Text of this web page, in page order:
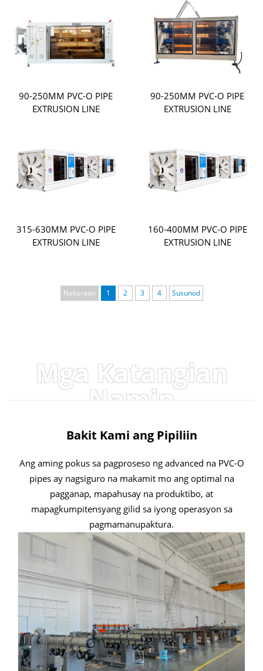
90-250MM PVC-O PIPE
EXTRUSION LINE
90-250MM PVC-O PIPE
EXTRUSION LINE
315-630MM PVC-O PIPE
EXTRUSION LINE
160-400MM PVC-O PIPE
EXTRUSION LINE
Nakaraan 1 2 3 4 Susunod
Mga Katangian
Namin
Bakit Kami ang Pipiliin
Ang aming pokus sa pagproseso ng advanced na PVC-O
pipes ay nagsiguro na makamit mo ang optimal na
pagganap, mapahusay na produktibo, at
mapagkumpitensyang gilid sa iyong operasyon sa
pagmamanupaktura.